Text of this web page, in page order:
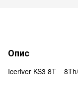
Опис
Iceriver KS3 8T